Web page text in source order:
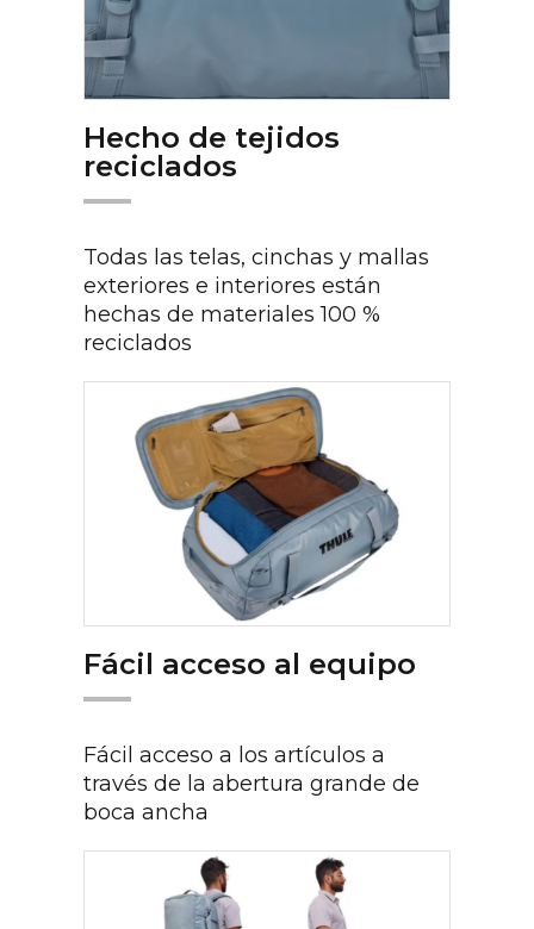
Hecho de tejidos
reciclados
Todas las telas, cinchas y mallas
exteriores e interiores están
hechas de materiales 100 %
reciclados
Fácil acceso al equipo
Fácil acceso a los artículos a
través de la abertura grande de
boca ancha